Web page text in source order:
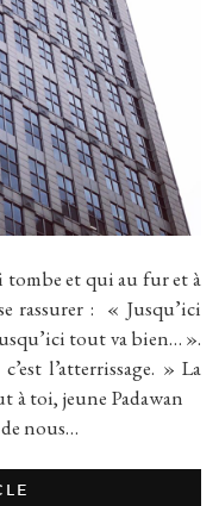
tombe et qui au fur et à
rassurer : « Jusqu’ici
tout va bien… ».
l’atterrissage. » La
toi, jeune Padawan
de nous…